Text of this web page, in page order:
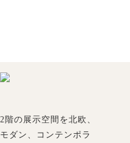
2階の展示空間を北欧、
モダン、コンテンポラ